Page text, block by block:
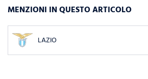
MENZIONI IN QUESTO ARTICOLO
LAZIO